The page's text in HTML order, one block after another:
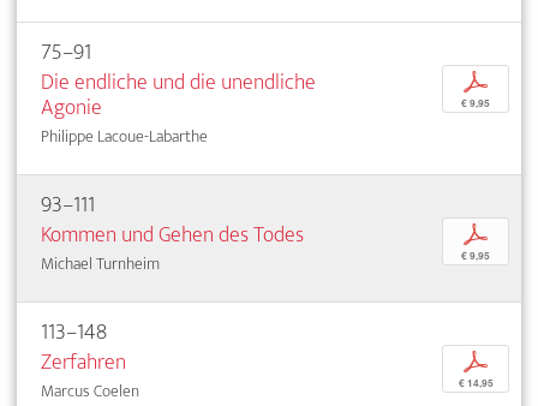
75–91
Die endliche und die unendliche
Agonie
Philippe Lacoue-Labarthe
p
€ 9,95
93–111
Kommen und Gehen des Todes
Michael Turnheim
p
€ 9,95
113–148
Zerfahren
Marcus Coelen
p
€ 14,95